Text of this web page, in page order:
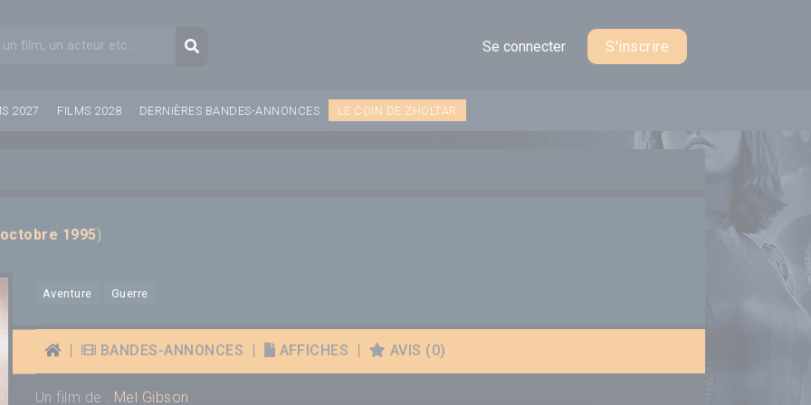
de rechercheRecherche
Se connecter S'inscrire
2027 FILMS 2028 DERNIÈRES BANDES-ANNONCES LE COIN DE ZHOLTAR
1995)
Aventure Guerre
BANDES-ANNONCES AFFICHES AVIS (0)
Un film de : Mel Gibson